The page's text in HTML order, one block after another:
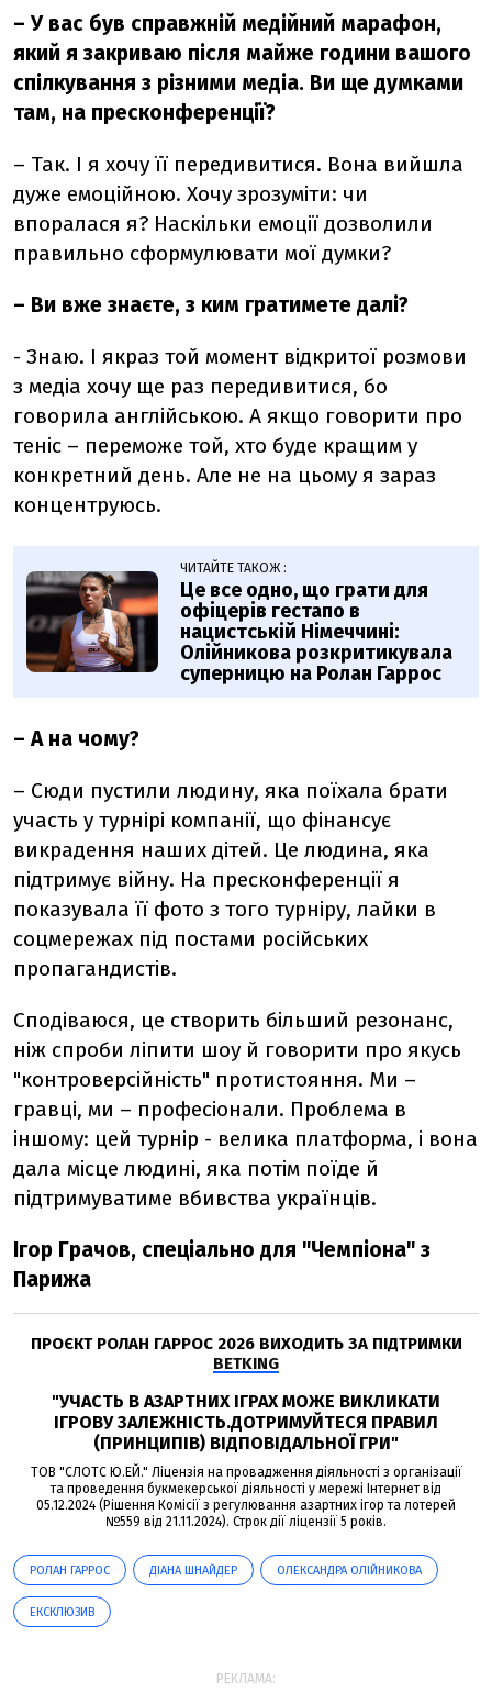
– У вас був справжній медійний марафон,
який я закриваю після майже години вашого
спілкування з різними медіа. Ви ще думками
там, на пресконференції?
– Так. І я хочу її передивитися. Вона вийшла
дуже емоційною. Хочу зрозуміти: чи
впоралася я? Наскільки емоції дозволили
правильно сформулювати мої думки?
– Ви вже знаєте, з ким гратимете далі?
- Знаю. І якраз той момент відкритої розмови
з медіа хочу ще раз передивитися, бо
говорила англійською. А якщо говорити про
теніс – переможе той, хто буде кращим у
конкретний день. Але не на цьому я зараз
концентруюсь.
ЧИТАЙТЕ ТАКОЖ :
Це все одно, що грати для
офіцерів гестапо в
нацистській Німеччині:
Олійникова розкритикувала
суперницю на Ролан Гаррос
–А на чому?
– Сюди пустили людину, яка поїхала брати
участь у турнірі компанії, що фінансує
викрадення наших дітей. Це людина, яка
підтримує війну. На пресконференції я
показувала її фото з того турніру, лайки в
соцмережах під постами російських
пропагандистів.
Сподіваюся, це створить більший резонанс,
ніж спроби ліпити шоу й говорити про якусь
"контроверсійність" протистояння. Ми –
гравці, ми – професіонали. Проблема в
іншому: цей турнір - велика платформа, і вона
дала місце людині, яка потім поїде й
підтримуватиме вбивства українців.
Ігор Грачов, спеціально для "Чемпіона" з
Парижа
ПРОЄКТ РОЛАН ГАРРОС 2026 ВИХОДИТЬ ЗА ПІДТРИМКИ
BETKING
"УЧАСТЬ В АЗАРТНИХ ІГРАХ МОЖЕ ВИКЛИКАТИ
ІГРОВУ ЗАЛЕЖНІСТЬ.ДОТРИМУЙТЕСЯ ПРАВИЛ
(ПРИНЦИПІВ) ВІДПОВІДАЛЬНОЇ ГРИ"
ТОВ "СЛОТС Ю.ЕЙ." Ліцензія на провадження діяльності з організації
та проведення букмекерської діяльності у мережі Інтернет від
05.12.2024 (Рішення Комісії з регулювання азартних ігор та лотерей
№559 від 21.11.2024). Строк дії ліцензії 5 років.
РОЛАН ГАРРОС ДІАНА ШНАЙДЕР ОЛЕКСАНДРА ОЛІЙНИКОВА
ЕКСКЛЮЗИВ
РЕКЛАМА: